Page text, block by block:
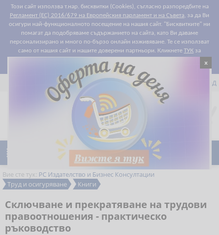
Този сайт използва т.нар. бисквитки (Cookies), съгласно разпоредбите на
Регламент (ЕС) 2016/679 на Европейския парламент и на Съвета, за да Ви
осигури най-функционалното посещение на нашия сайт. "Бисквитките" ни
помагат да подобряваме съдържанието на сайта, като Ви даваме
персонализирано и много по-бързо онлайн изживяване. Те се използват
само от нашия сайт и нашите доверени партньори. Кликнете ТУК за
подробности относно правилата за "бисквитките".
 РЕГИСТРАЦИЯ ВХОД
 Намаления
Вие сте тук: РС Издателство и Бизнес Консултации
Труд и осигуряване
Книги
Сключване и прекратяване на трудови
правоотношения - практическо
ръководство
x